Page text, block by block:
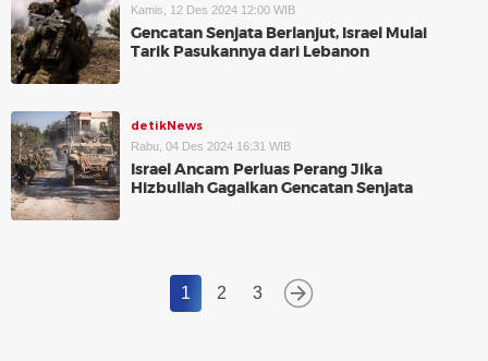
Kamis, 12 Des 2024 12:00 WIB
Gencatan Senjata Berlanjut, Israel Mulai
Tarik Pasukannya dari Lebanon
detikNews
Rabu, 04 Des 2024 16:31 WIB
Israel Ancam Perluas Perang Jika
Hizbullah Gagalkan Gencatan Senjata
1 2 3